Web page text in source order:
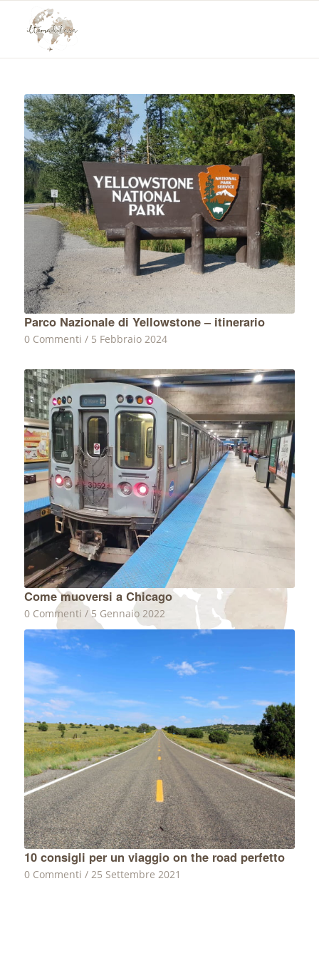
Parco Nazionale di Yellowstone – itinerario
0 Commenti / 5 Febbraio 2024
Come muoversi a Chicago
0 Commenti / 5 Gennaio 2022
10 consigli per un viaggio on the road perfetto
0 Commenti / 25 Settembre 2021